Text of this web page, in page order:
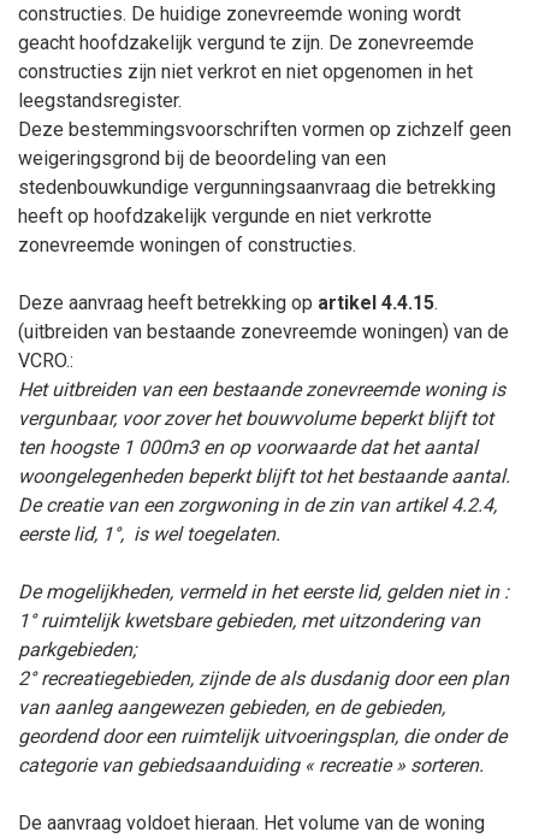
constructies. De huidige zonevreemde woning wordt
geacht hoofdzakelijk vergund te zijn. De zonevreemde
constructies zijn niet verkrot en niet opgenomen in het
leegstandsregister.
Deze bestemmingsvoorschriften vormen op zichzelf geen
weigeringsgrond bij de beoordeling van een
stedenbouwkundige vergunningsaanvraag die betrekking
heeft op hoofdzakelijk vergunde en niet verkrotte
zonevreemde woningen of constructies.
Deze aanvraag heeft betrekking op artikel 4.4.15.
(uitbreiden van bestaande zonevreemde woningen) van de
VCRO.:
Het uitbreiden van een bestaande zonevreemde woning is
vergunbaar, voor zover het bouwvolume beperkt blijft tot
ten hoogste 1 000m3 en op voorwaarde dat het aantal
woongelegenheden beperkt blijft tot het bestaande aantal.
De creatie van een zorgwoning in de zin van artikel 4.2.4,
eerste lid, 1°, is wel toegelaten.
De mogelijkheden, vermeld in het eerste lid, gelden niet in :
1° ruimtelijk kwetsbare gebieden, met uitzondering van
parkgebieden;
2° recreatiegebieden, zijnde de als dusdanig door een plan
van aanleg aangewezen gebieden, en de gebieden,
geordend door een ruimtelijk uitvoeringsplan, die onder de
categorie van gebiedsaanduiding « recreatie » sorteren.
De aanvraag voldoet hieraan. Het volume van de woning